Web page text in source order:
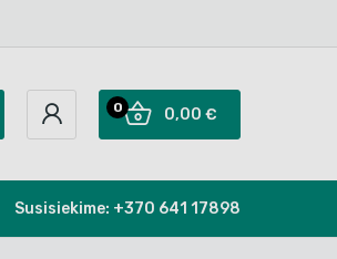
0,00 €
0
Susisiekime: +370 641 17898